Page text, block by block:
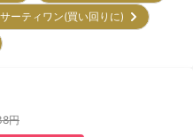
サーティワン(買い回りに)
円